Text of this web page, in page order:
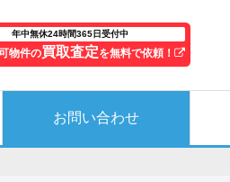
年中無休24時間365日受付中
物件の買取査定を無料で依頼！
お問い合わせ